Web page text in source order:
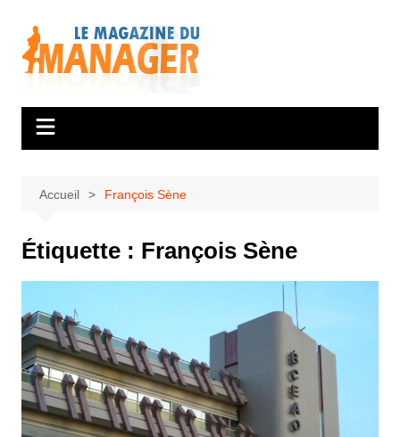
contenu
Accueil François Sène
Étiquette : François Sène